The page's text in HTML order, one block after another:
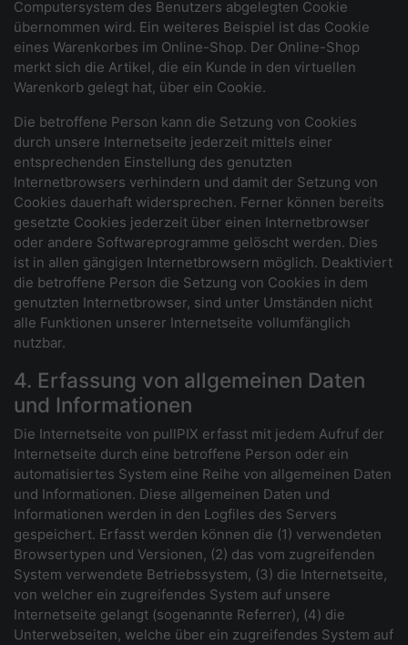
Computersystem des Benutzers abgelegten Cookie
übernommen wird. Ein weiteres Beispiel ist das Cookie
eines Warenkorbes im Online-Shop. Der Online-Shop
merkt sich die Artikel, die ein Kunde in den virtuellen
Warenkorb gelegt hat, über ein Cookie.
Die betroffene Person kann die Setzung von Cookies
durch unsere Internetseite jederzeit mittels einer
entsprechenden Einstellung des genutzten
Internetbrowsers verhindern und damit der Setzung von
Cookies dauerhaft widersprechen. Ferner können bereits
gesetzte Cookies jederzeit über einen Internetbrowser
oder andere Softwareprogramme gelöscht werden. Dies
ist in allen gängigen Internetbrowsern möglich. Deaktiviert
die betroffene Person die Setzung von Cookies in dem
genutzten Internetbrowser, sind unter Umständen nicht
alle Funktionen unserer Internetseite vollumfänglich
nutzbar.
4. Erfassung von allgemeinen Daten
und Informationen
Die Internetseite von pullPIX erfasst mit jedem Aufruf der
Internetseite durch eine betroffene Person oder ein
automatisiertes System eine Reihe von allgemeinen Daten
und Informationen. Diese allgemeinen Daten und
Informationen werden in den Logfiles des Servers
gespeichert. Erfasst werden können die (1) verwendeten
Browsertypen und Versionen, (2) das vom zugreifenden
System verwendete Betriebssystem, (3) die Internetseite,
von welcher ein zugreifendes System auf unsere
Internetseite gelangt (sogenannte Referrer), (4) die
Unterwebseiten, welche über ein zugreifendes System auf